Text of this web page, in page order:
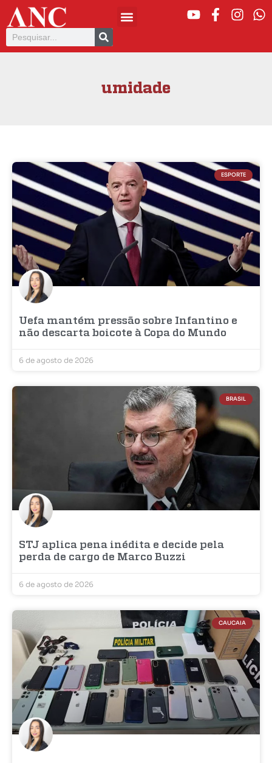
umidade
ESPORTE
Uefa mantém pressão sobre Infantino e
não descarta boicote à Copa do Mundo
6 de agosto de 2026
BRASIL
STJ aplica pena inédita e decide pela
perda de cargo de Marco Buzzi
6 de agosto de 2026
CAUCAIA